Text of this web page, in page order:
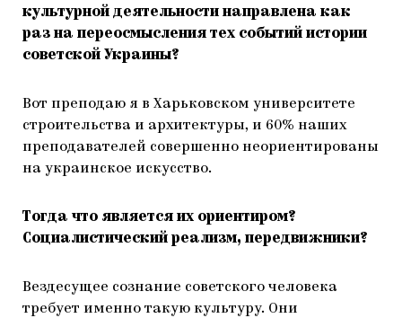
культурной деятельности направлена как
раз на переосмысления тех событий истории
советской Украины?
Вот преподаю я в Харьковском университете
строительства и архитектуры, и 60% наших
преподавателей совершенно неориентированы
на украинское искусство.
Тогда что является их ориентиром?
Социалистический реализм, передвижники?
Вездесущее сознание советского человека
требует именно такую культуру. Они